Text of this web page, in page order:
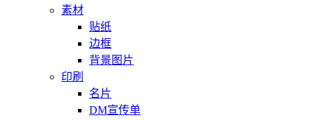
素材
贴纸
边框
背景图片
印刷
名片
DM宣传单